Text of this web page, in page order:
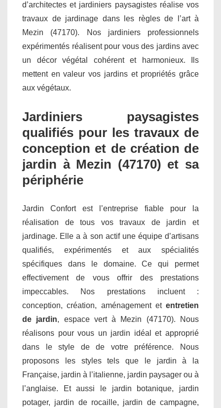
d’architectes et jardiniers paysagistes réalise vos
travaux de jardinage dans les règles de l’art à
Mezin (47170). Nos jardiniers professionnels
expérimentés réalisent pour vous des jardins avec
un décor végétal cohérent et harmonieux. Ils
mettent en valeur vos jardins et propriétés grâce
aux végétaux.
Jardiniers paysagistes
qualifiés pour les travaux de
conception et de création de
jardin à Mezin (47170) et sa
périphérie
Jardin Confort est l’entreprise fiable pour la
réalisation de tous vos travaux de jardin et
jardinage. Elle a à son actif une équipe d’artisans
qualifiés, expérimentés et aux spécialités
spécifiques dans le domaine. Ce qui permet
effectivement de vous offrir des prestations
impeccables. Nos prestations incluent :
conception, création, aménagement et entretien
de jardin, espace vert à Mezin (47170). Nous
réalisons pour vous un jardin idéal et approprié
dans le style de de votre préférence. Nous
proposons les styles tels que le jardin à la
Française, jardin à l’italienne, jardin paysager ou à
l’anglaise. Et aussi le jardin botanique, jardin
potager, jardin de rocaille, jardin de campagne,